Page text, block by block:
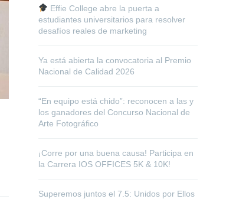
Effie College abre la puerta a
estudiantes universitarios para resolver
desafíos reales de marketing
Ya está abierta la convocatoria al Premio
Nacional de Calidad 2026
“En equipo está chido”: reconocen a las y
los ganadores del Concurso Nacional de
Arte Fotográfico
¡Corre por una buena causa! Participa en
la Carrera IOS OFFICES 5K & 10K!
Superemos juntos el 7.5: Unidos por Ellos